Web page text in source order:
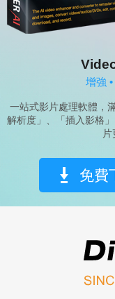
增強
一站式影片處理軟體，
解析度」、「插入影格
片
免費